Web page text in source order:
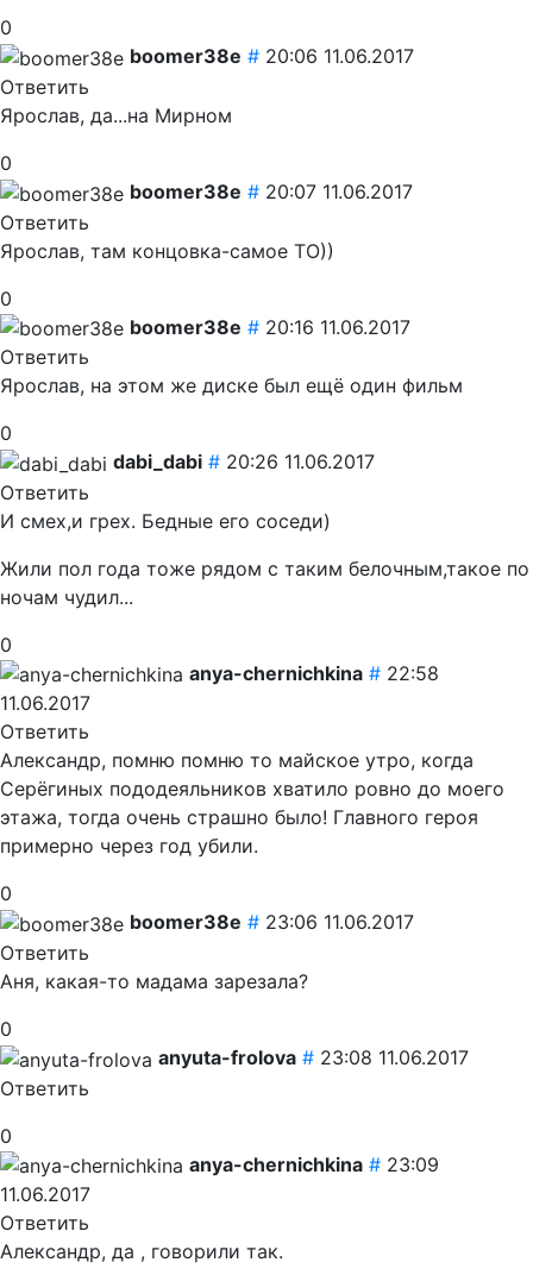
0
boomer38e # 20:06 11.06.2017
Ответить
Ярослав, да...на Мирном
0
boomer38e # 20:07 11.06.2017
Ответить
Ярослав, там концовка-самое ТО))
0
boomer38e # 20:16 11.06.2017
Ответить
Ярослав, на этом же диске был ещё один фильм
0
dabi_dabi # 20:26 11.06.2017
Ответить
И смех,и грех. Бедные его соседи)
Жили пол года тоже рядом с таким белочным,такое по
ночам чудил...
0
anya-chernichkina # 22:58
11.06.2017
Ответить
Александр, помню помню то майское утро, когда
Серёгиных пододеяльников хватило ровно до моего
этажа, тогда очень страшно было! Главного героя
примерно через год убили.
0
boomer38e # 23:06 11.06.2017
Ответить
Аня, какая-то мадама зарезала?
0
anyuta-frolova # 23:08 11.06.2017
Ответить
0
anya-chernichkina # 23:09
11.06.2017
Ответить
Александр, да , говорили так.